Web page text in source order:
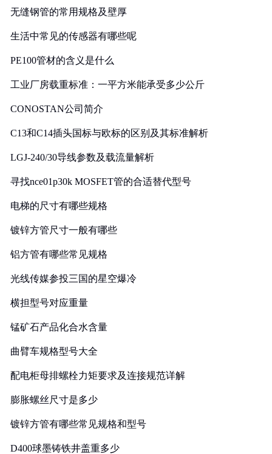
无缝钢管的常用规格及壁厚
生活中常见的传感器有哪些呢
PE100管材的含义是什么
工业厂房载重标准：一平方米能承受多少公斤
CONOSTAN公司简介
C13和C14插头国标与欧标的区别及其标准解析
LGJ-240/30导线参数及载流量解析
寻找nce01p30k MOSFET管的合适替代型号
电梯的尺寸有哪些规格
镀锌方管尺寸一般有哪些
铝方管有哪些常见规格
光线传媒参投三国的星空爆冷
横担型号对应重量
锰矿石产品化合水含量
曲臂车规格型号大全
配电柜母排螺栓力矩要求及连接规范详解
膨胀螺丝尺寸是多少
镀锌方管有哪些常见规格和型号
D400球墨铸铁井盖重多少